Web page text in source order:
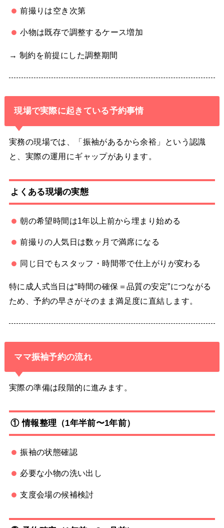
前撮りは空き次第
小物は既存で調整するケース増加
→ 制約を前提にした調整期間
現場で実際に起きている予約事情
実務の現場では、「振袖があるから余裕」という認識
と、実際の運用にギャップがあります。
よくある現場の実態
朝の希望時間は1年以上前から埋まり始める
前撮りの人気日は数ヶ月で満席になる
同じ日でもスタッフ・時間帯で仕上がりが変わる
特に成人式当日は“時間の確保＝品質の安定”につながる
ため、予約の早さがそのまま満足度に直結します。
ママ振袖予約の流れ
実際の準備は段階的に進みます。
① 情報整理（1年半前〜1年前）
振袖の状態確認
必要な小物の洗い出し
支度会場の候補検討